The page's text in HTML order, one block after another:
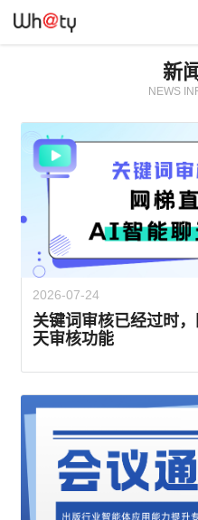
新
NEWS
2026-07-24
关键词审核已经过时
天审核功能